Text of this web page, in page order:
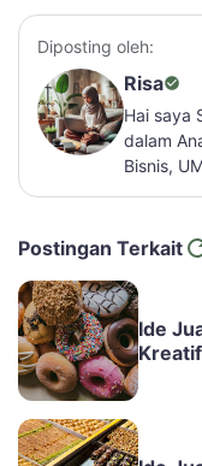
Diposting oleh:
Risa
Hai saya
dalam
Bisnis,
Postingan Terkait
Ide